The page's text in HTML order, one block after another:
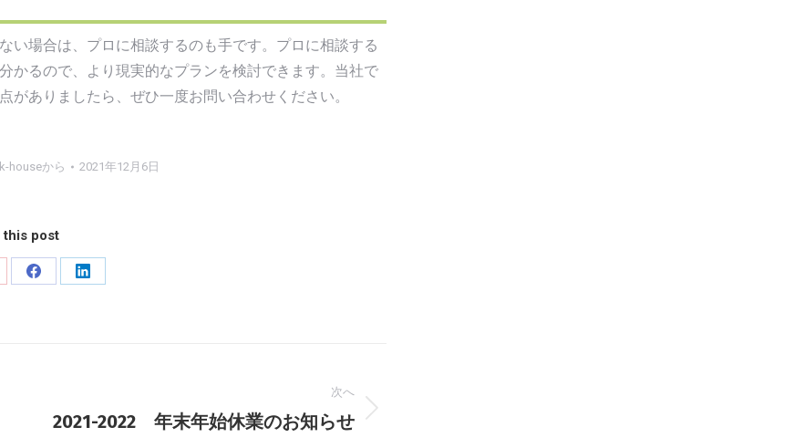
い場合は、プロに相談するのも手です。プロに相談する
かるので、より現実的なプランを検討できます。当社で
ありましたら、ぜひ一度お問い合わせください。
houseから 2021年12月6日
this post
FacebookLinkedIn
次へ
2021-2022 年末年始休業のお知らせ